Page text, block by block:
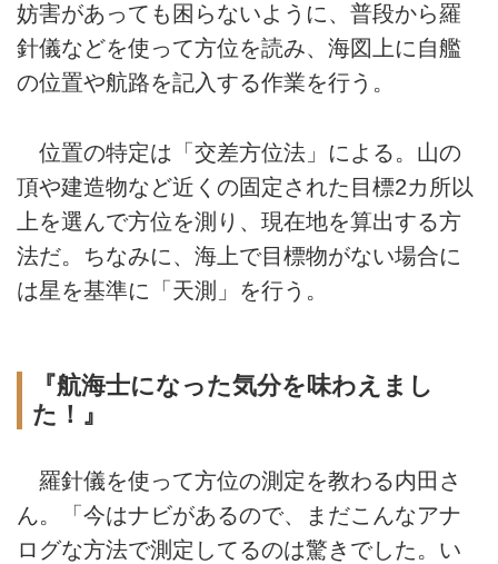
妨害があっても困らないように、普段から羅
針儀などを使って方位を読み、海図上に自艦
の位置や航路を記入する作業を行う。
位置の特定は「交差方位法」による。山の
頂や建造物など近くの固定された目標2カ所以
上を選んで方位を測り、現在地を算出する方
法だ。ちなみに、海上で目標物がない場合に
は星を基準に「天測」を行う。
『航海士になった気分を味わえまし
た！』
羅針儀を使って方位の測定を教わる内田さ
ん。「今はナビがあるので、まだこんなアナ
ログな方法で測定してるのは驚きでした。い